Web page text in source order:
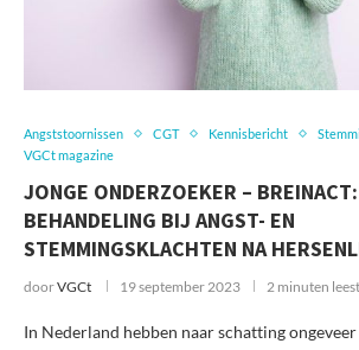
Angststoornissen CGT Kennisbericht
VGCt magazine
JONGE ONDERZOEKER –
BEHANDELING BIJ ANGST- EN
STEMMINGSKLACHTEN NA
doorVGCt 19 september 2023 2 minuten
In Nederland hebben naar schatting